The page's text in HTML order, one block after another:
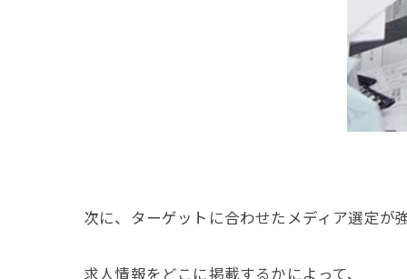
次に、ターゲットに合わせたメディア選定が
求人情報をどこに掲載するかによって、